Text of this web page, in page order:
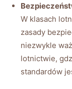
W klasach
zasady
niezwykle
lotnictwie,
standardów